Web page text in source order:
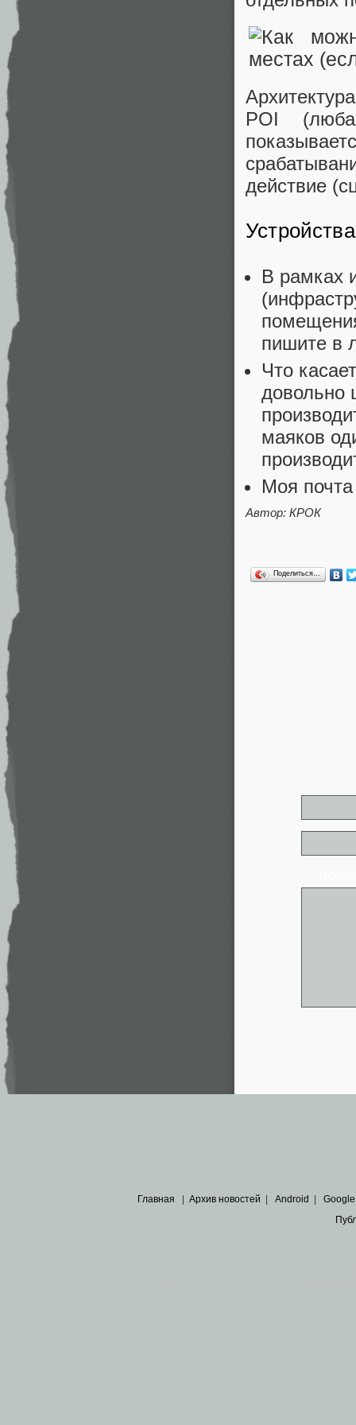
POI
действие
В рамках
пишите в
Что
довольно
маяков
Моя
Автор: КРОК
Поделиться…
Главная | Архив новостей | Android | Google